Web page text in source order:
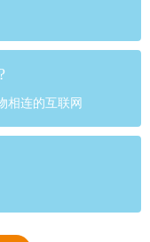
相连的互联网